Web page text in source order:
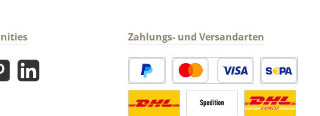
LinkedIn
Zahlungs- und Versandarten
PayPal Kredit- oder DebitkarteSEPA Lastschrift